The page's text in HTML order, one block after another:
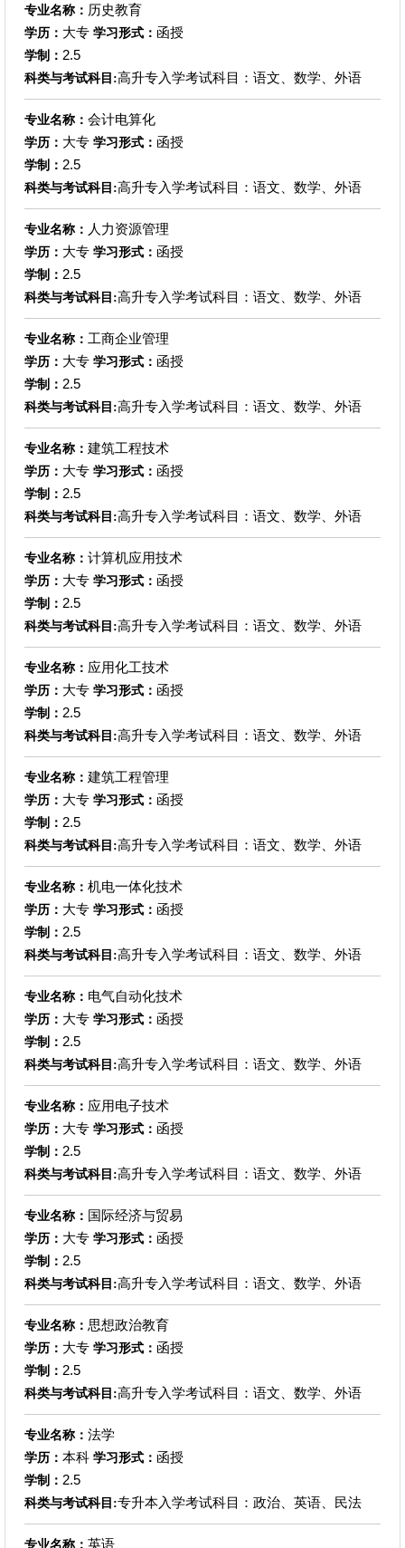
专业名称： 历史教育
学历： 大专 学习形式： 函授
学制： 2.5
科类与考试科目:高升专入学考试科目：语文、数学、外语
专业名称： 会计电算化
学历： 大专 学习形式： 函授
学制： 2.5
科类与考试科目:高升专入学考试科目：语文、数学、外语
专业名称： 人力资源管理
学历： 大专 学习形式： 函授
学制： 2.5
科类与考试科目:高升专入学考试科目：语文、数学、外语
专业名称： 工商企业管理
学历： 大专 学习形式： 函授
学制： 2.5
科类与考试科目:高升专入学考试科目：语文、数学、外语
专业名称： 建筑工程技术
学历： 大专 学习形式： 函授
学制： 2.5
科类与考试科目:高升专入学考试科目：语文、数学、外语
专业名称： 计算机应用技术
学历： 大专 学习形式： 函授
学制： 2.5
科类与考试科目:高升专入学考试科目：语文、数学、外语
专业名称： 应用化工技术
学历： 大专 学习形式： 函授
学制： 2.5
科类与考试科目:高升专入学考试科目：语文、数学、外语
专业名称： 建筑工程管理
学历： 大专 学习形式： 函授
学制： 2.5
科类与考试科目:高升专入学考试科目：语文、数学、外语
专业名称： 机电一体化技术
学历： 大专 学习形式： 函授
学制： 2.5
科类与考试科目:高升专入学考试科目：语文、数学、外语
专业名称： 电气自动化技术
学历： 大专 学习形式： 函授
学制： 2.5
科类与考试科目:高升专入学考试科目：语文、数学、外语
专业名称： 应用电子技术
学历： 大专 学习形式： 函授
学制： 2.5
科类与考试科目:高升专入学考试科目：语文、数学、外语
专业名称： 国际经济与贸易
学历： 大专 学习形式： 函授
学制： 2.5
科类与考试科目:高升专入学考试科目：语文、数学、外语
专业名称： 思想政治教育
学历： 大专 学习形式： 函授
学制： 2.5
科类与考试科目:高升专入学考试科目：语文、数学、外语
专业名称： 法学
学历： 本科 学习形式： 函授
学制： 2.5
科类与考试科目:专升本入学考试科目：政治、英语、民法
专业名称： 英语